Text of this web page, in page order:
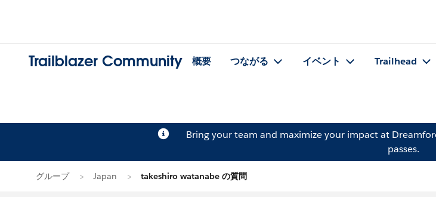
Trailblazer Community 概要 つながる イベント Trailhead
Bring your team and maximize your impact at
passes.
グループ Japan takeshiro watanabe の質問